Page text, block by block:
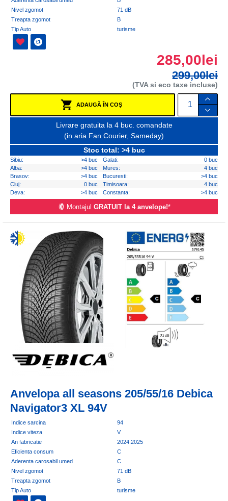
Nivel zgomot
71 dB
Treapta zgomot
B
Tip Auto
turisme
285,00lei
299,00lei
(TVA si eco taxe incluse)
ADAUGĂ ÎN COŞ
Livrare gratuita la 4 buc. comandate
(in aria Fan Courier, Sameday)
Stoc total: >4 buc
Sibiu: >4 buc Galati:
0 buc
Alba:
>4 buc Mures:
4 buc
Brasov:
>4 buc Bucuresti:
>4 buc
Cluj:
0 buc Timisoara:
4 buc
Deva:
>4 buc Constanta: >4 buc
Montajul GRATUIT la 4 anvelope!*
Anvelopa all seasons 205/55/16 Debica
Navigator3 XL 94V
Indice sarcina
94
Indice viteza
V
An fabricatie
2024.2025
Eficienta consum
C
Aderenta carosabil umed
C
Nivel zgomot
71 dB
Treapta zgomot
B
Tip Auto
turisme